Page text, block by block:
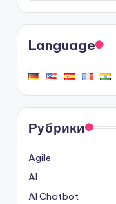
Language
Рубрики
Agile
AI
AI Chatbot